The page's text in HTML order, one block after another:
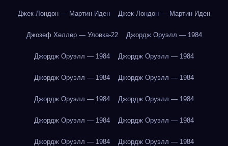
Джек Лондон — Мартин Иден Джек Лондон — Мартин Иден
Джозеф Хеллер — Уловка-22 Джордж Оруэлл — 1984
Джордж Оруэлл — 1984 Джордж Оруэлл — 1984
Джордж Оруэлл — 1984 Джордж Оруэлл — 1984
Джордж Оруэлл — 1984 Джордж Оруэлл — 1984
Джордж Оруэлл — 1984 Джордж Оруэлл — 1984
Джордж Оруэлл — 1984 Джордж Оруэлл — 1984